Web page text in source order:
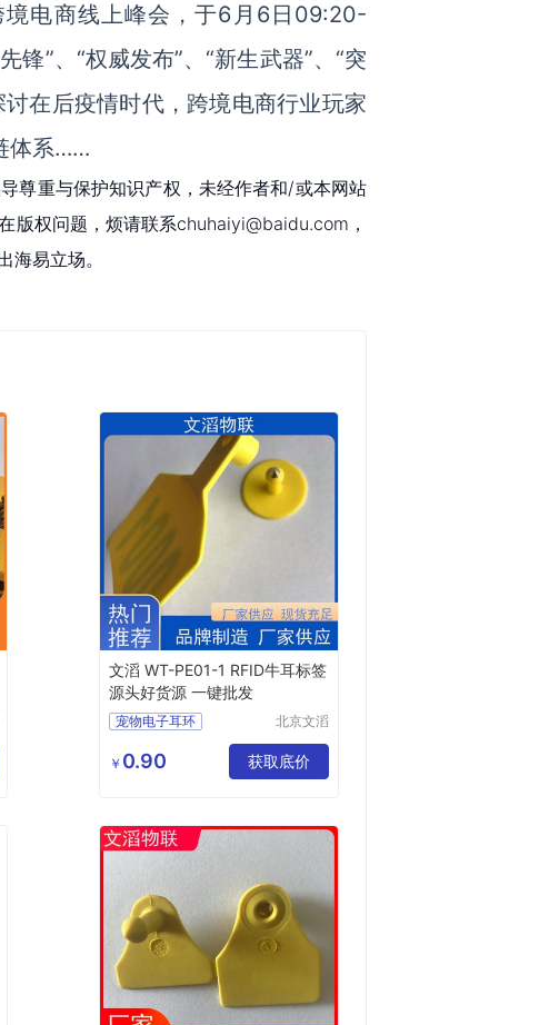
电商线上峰会，于6月6日09:20-
锋”、“权威发布”、“新生武器”、“突
在后疫情时代，跨境电商行业玩家
体系……
尊重与保护知识产权，未经作者和/或本网站
版权问题，烦请联系chuhaiyi@baidu.com，
易立场。
文滔 WT-PE01-1 RFID牛耳标签
源头好货源 一键批发
宠物电子耳环
RFID动物专用电子标签
远距离电子耳标
北京文滔
技有限公
司
￥ 0.90 获取底价